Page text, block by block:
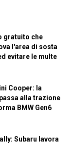
gratuito che
l'area di sosta
evitare le multe
Cooper: la
alla trazione
BMW Gen6
Subaru lavora